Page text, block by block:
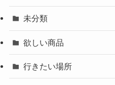
未分類
欲しい商品
行きたい場所